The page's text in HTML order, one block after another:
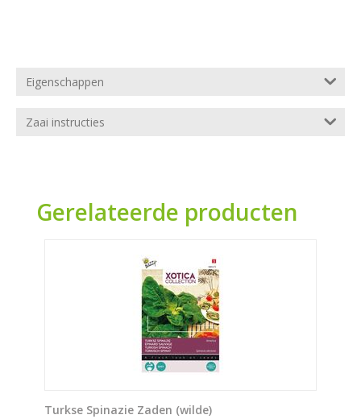
Eigenschappen
Zaai instructies
Gerelateerde producten
Turkse Spinazie Zaden (wilde)